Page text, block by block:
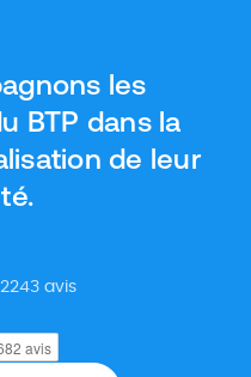
donnons […]les
BTP dans la
de leur
2243 avis